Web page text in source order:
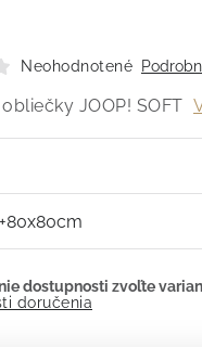
Neohodnotené
JOOP! SOFT
doručenia